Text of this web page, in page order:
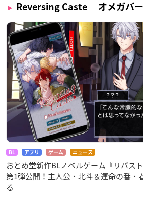
Reversing Caste ―オメガバ
BL アプリ ゲーム ニュース
おとめ堂新作BLノベルゲーム『リバス
第1弾公開！主人公・北斗＆運命の番・
る